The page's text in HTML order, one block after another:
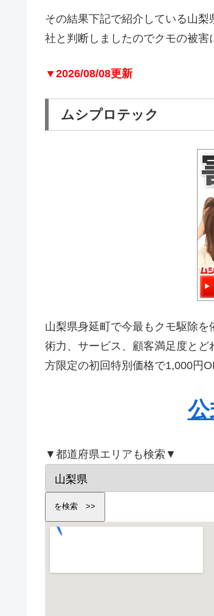
その結果下記で紹介している山
社と判断しましたのでクモの被害
▼2026/08/08更新
ムシプロテック
山梨県身延町で今最もクモ駆除
術力、サービス、顧客満足度と
方限定の初回特別価格で1,000円
▼都道府県エリアも検索▼